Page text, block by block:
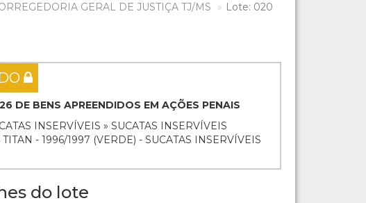
GERAL DE JUSTIÇA TJ/MS Lote: 020
DE BENS APREENDIDOS EM AÇÕES PENAIS
INSERVÍVEIS » SUCATAS INSERVÍVEIS
TITAN - 1996/1997 (VERDE) - SUCATAS INSERVÍVEIS
do lote